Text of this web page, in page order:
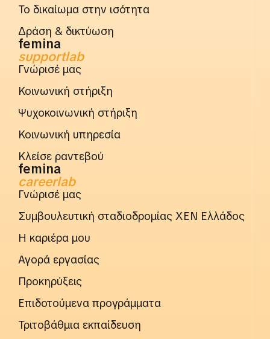
Το δικαίωμα στην ισότητα
Δράση & δικτύωση
femina
supportlab
Γνώρισέ μας
Κοινωνική στήριξη
Ψυχοκοινωνική στήριξη
Κοινωνική υπηρεσία
Κλείσε ραντεβού
femina
careerlab
Γνώρισέ μας
Συμβουλευτική σταδιοδρομίας ΧΕΝ Ελλάδος
Η καριέρα μου
Αγορά εργασίας
Προκηρύξεις
Επιδοτούμενα προγράμματα
Τριτοβάθμια εκπαίδευση